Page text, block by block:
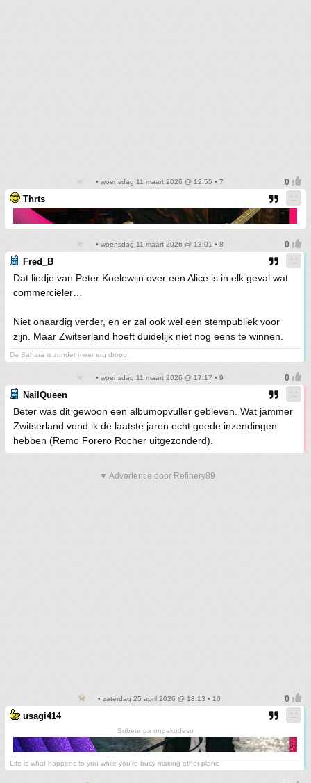
• woensdag 11 maart 2026 @ 12:55 • 7
Thrts
• woensdag 11 maart 2026 @ 13:01 • 8
Fred_B
Dat liedje van Peter Koelewijn over een Alice is in elk geval wat
commerciëler…
Niet onaardig verder, en er zal ook wel een stempubliek voor
zijn. Maar Zwitserland hoeft duidelijk niet nog eens te winnen.
De Sahara is zonder meer erg droog.
• woensdag 11 maart 2026 @ 17:17 • 9
NailQueen
Beter was dit gewoon een albumopvuller gebleven. Wat jammer
Zwitserland vond ik de laatste jaren echt goede inzendingen
hebben (Remo Forero Rocher uitgezonderd).
▼ Advertentie door Refinery89
• zaterdag 25 april 2026 @ 18:13 • 10
usagi414
Subete ga ongakudesu
Life is what happens to you while you're busy making other plans